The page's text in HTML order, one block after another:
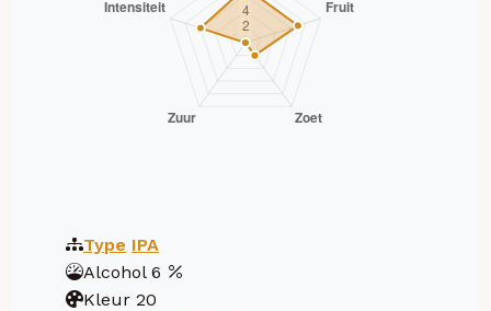
Type IPA
Alcohol 6
Kleur 20